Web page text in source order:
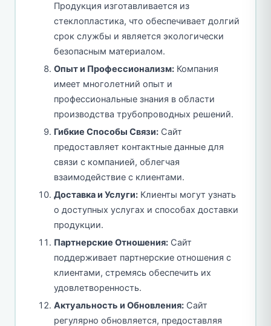
Продукция изготавливается из
стеклопластика, что обеспечивает долгий
срок службы и является экологически
безопасным материалом.
Опыт и Профессионализм: Компания
имеет многолетний опыт и
профессиональные знания в области
производства трубопроводных решений.
Гибкие Способы Связи: Сайт
предоставляет контактные данные для
связи с компанией, облегчая
взаимодействие с клиентами.
Доставка и Услуги: Клиенты могут узнать
о доступных услугах и способах доставки
продукции.
Партнерские Отношения: Сайт
поддерживает партнерские отношения с
клиентами, стремясь обеспечить их
удовлетворенность.
Актуальность и Обновления: Сайт
регулярно обновляется, предоставляя